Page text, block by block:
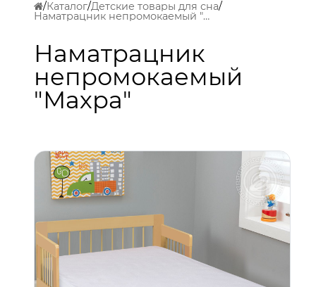
Каталог Детские товары для сна
Наматрацник непромокаемый "Махра"
Наматрацник
непромокаемый
"Махра"